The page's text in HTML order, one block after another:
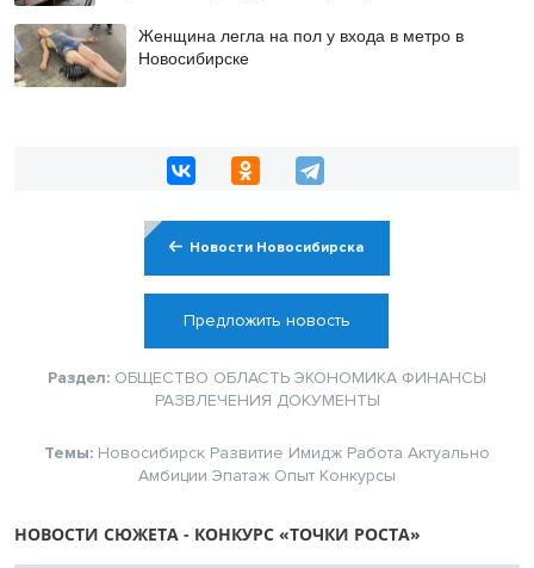
Женщина легла на пол у входа в метро в
Новосибирске
Новости Новосибирска
Предложить новость
Раздел: ОБЩЕСТВО ОБЛАСТЬ ЭКОНОМИКА ФИНАНСЫ
РАЗВЛЕЧЕНИЯ ДОКУМЕНТЫ
Темы: Новосибирск Развитие Имидж Работа Актуально
Амбиции Эпатаж Опыт Конкурсы
НОВОСТИ СЮЖЕТА - КОНКУРС «ТОЧКИ РОСТА»